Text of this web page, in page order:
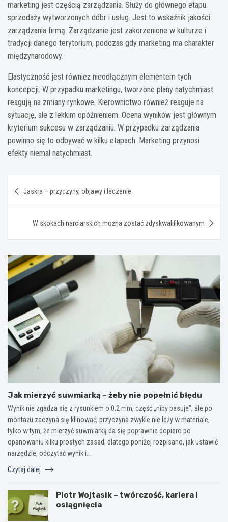
marketing jest częścią zarządzania. Służy do głównego etapu
sprzedaży wytworzonych dóbr i usług. Jest to wskaźnik jakości
zarządzania firmą. Zarządzanie jest zakorzenione w kulturze i
tradycji danego terytorium, podczas gdy marketing ma charakter
międzynarodowy.
Elastyczność jest również nieodłącznym elementem tych
koncepcji. W przypadku marketingu, tworzone plany natychmiast
reagują na zmiany rynkowe. Kierownictwo również reaguje na
sytuację, ale z lekkim opóźnieniem. Ocena wyników jest głównym
kryterium sukcesu w zarządzaniu. W przypadku zarządzania
powinno się to odbywać w kilku etapach. Marketing przynosi
efekty niemal natychmiast.
wpisu
Jaskra – przyczyny, objawy i leczenie
W skokach narciarskich można zostać zdyskwalifikowanym
Jak mierzyć suwmiarką – żeby nie popełnić błędu
Wynik nie zgadza się z rysunkiem o 0,2 mm, część „niby pasuje”, ale po
montażu zaczyna się klinować; przyczyna zwykle nie leży w materiale,
tylko w tym, że mierzyć suwmiarką da się poprawnie dopiero po
opanowaniu kilku prostych zasad; dlatego poniżej rozpisano, jak ustawić
narzędzie, odczytać wynik i…
Czytaj dalej
Piotr Wojtasik – twórczość, kariera i
osiągnięcia